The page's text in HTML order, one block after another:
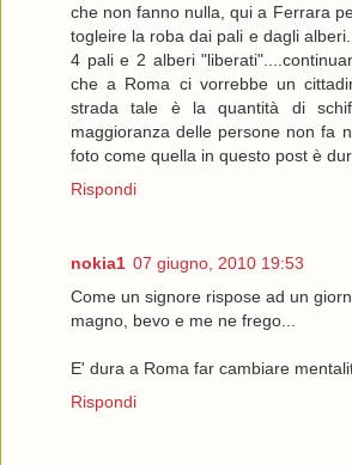
che non fanno nulla, qui a Ferrara
togleire la roba dai pali e dagli
4 pali e 2 alberi
che a Roma ci vorrebbe un
strada tale è la quantità di
maggioranza delle persone non fa
foto come quella in questo post è
Rispondi
nokia1 07 giugno, 2010 19:53
Come un signore rispose ad un
magno, bevo e me ne frego...
E' dura a Roma far cambiare
Rispondi